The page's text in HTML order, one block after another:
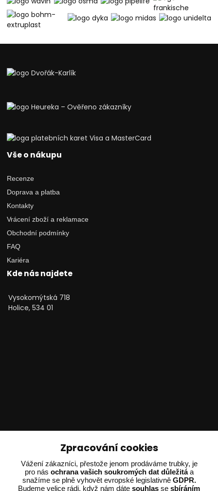
Vše o nákupu
Recenze
Doprava a platba
Kontakty
Vrácení zboží a reklamace
Obchodní podmínky
FAQ
Kariéra
Kde nás najdete
Vysokomýtská 718
Holice, 534 01
Technické poradenství
Ing. Adam Dvořák
+420 602 234 254
(Po-Pá 8:00 - 15:00)
Zpracování cookies
Vážení zákazníci, přestože jenom prodáváme trubky, je
pro nás ochrana vašich soukromých dat důležitáa
snažíme se plně vyhovět evropské legislativně GDPR.
Budeme velice rádi, když nám dáte souhlas se sbíráním